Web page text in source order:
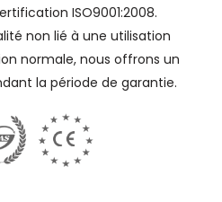
ISO9001:2008.
non lié à une utilisation
normale, nous offrons un
la période de garantie.